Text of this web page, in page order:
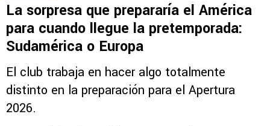
La sorpresa que prepararía el América
para cuando llegue la pretemporada:
Sudamérica o Europa
El club trabaja en hacer algo totalmente
distinto en la preparación para el Apertura
2026.